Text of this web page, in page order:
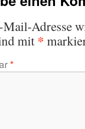
Mail-Adresse
mit *
*